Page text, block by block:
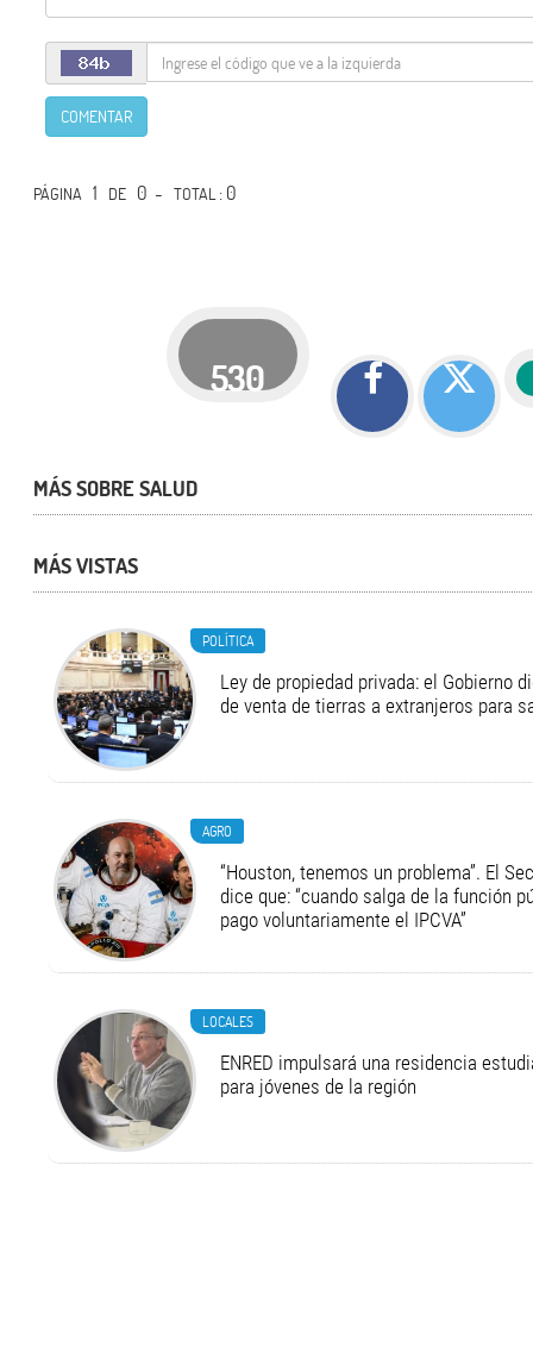
COMENTAR
PÁGINA 1 DE 0 -TOTAL: 0
530
MÁS SOBRE SALUD
MÁS VISTAS
POLÍTICA
Ley de propiedad privada: el Gobierno
de venta de tierras a extranjeros para
AGRO
“Houston, tenemos un problema”. El
dice que: “cuando salga de la función
pago voluntariamente el IPCVA”
LOCALES
ENRED impulsará una residencia
para jóvenes de la región